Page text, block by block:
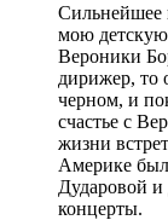
Сильнейшее
мою детскую
Вероники
дирижер, то
черном, и
счастье с
жизни
Америке
Дударовой и
концерты.